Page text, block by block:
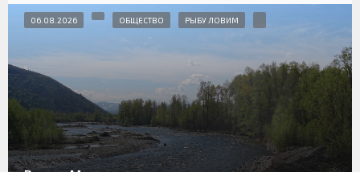
06.08.2026 ОБЩЕСТВО РЫБУ ЛОВИМ